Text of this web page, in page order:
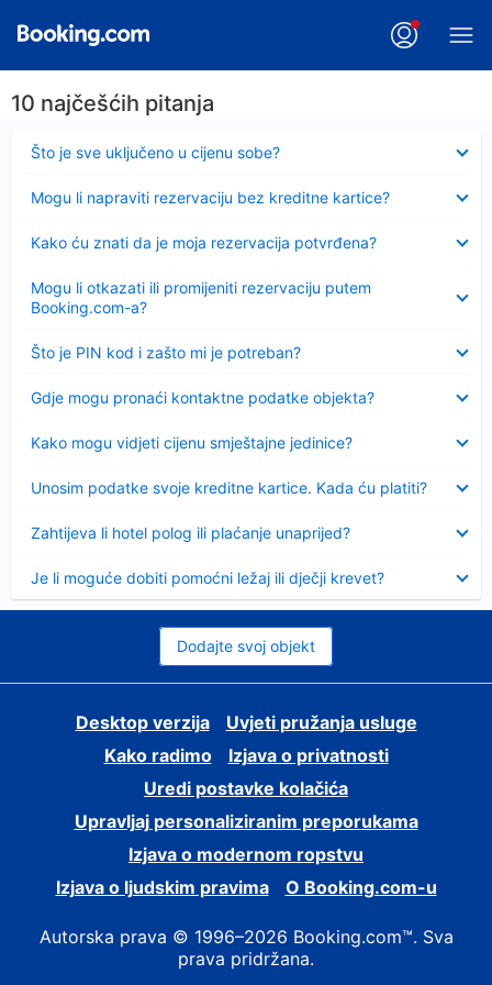
10 najčešćih pitanja
Što je sve uključeno u cijenu sobe?
Sažeto
Mogu li napraviti rezervaciju bez kreditne kartice?
Kako ću znati da je moja rezervacija potvrđena?
Mogu li otkazati ili promijeniti rezervaciju putem
Booking.com-a?
Što je PIN kod i zašto mi je potreban?
Sažeto
Gdje mogu pronaći kontaktne podatke objekta?
Kako mogu vidjeti cijenu smještajne jedinice?
Unosim podatke svoje kreditne kartice. Kada ću platiti?
Zahtijeva li hotel polog ili plaćanje unaprijed?
Je li moguće dobiti pomoćni ležaj ili dječji krevet?
Dodajte svoj objekt
Desktop verzija
Uvjeti pružanja usluge
Kako radimo
Izjava o privatnosti
Uredi postavke kolačića
Upravljaj personaliziranim preporukama
Izjava o modernom ropstvu
Izjava o ljudskim pravima
O Booking.com-u
Autorska prava © 1996–2026 Booking.com™. Sva
prava pridržana.